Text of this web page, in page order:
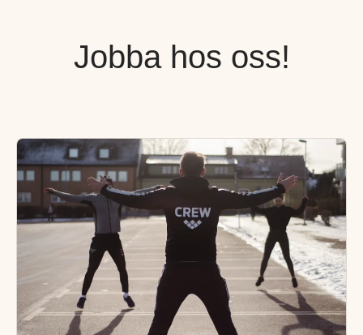
Jobba hos oss!